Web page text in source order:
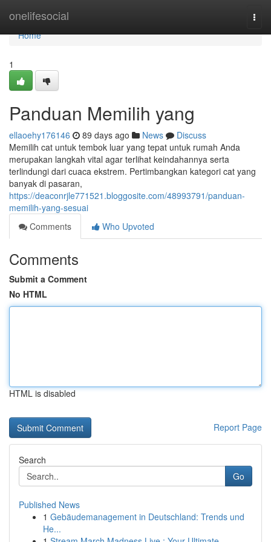
onelifesocial
Home
Home
1
Panduan Memilih yang
ellaoehy176146 89 days ago News
Discuss
Memilih cat untuk tembok luar yang tepat untuk rumah Anda
merupakan langkah vital agar terlihat keindahannya serta
terlindungi dari cuaca ekstrem. Pertimbangkan kategori cat yang
banyak di pasaran,
https://deaconrjle771521.bloggosite.com/48993791/panduan-
memilih-yang-sesuai
Comments
Who Upvoted
Comments
Submit a Comment
No HTML
HTML is disabled
Report Page
Search
Go
Published News
1 Gebäudemanagement in Deutschland: Trends und
He...